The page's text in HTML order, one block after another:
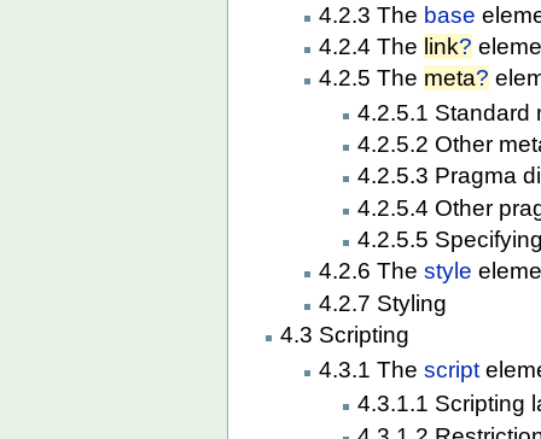
4.2.3 The base
4.2.4 The link?
4.2.5 The meta?
4.2.5.1 Standard
4.2.5.2 Other
4.2.5.3 Pragma
4.2.5.4 Other
4.2.5.5
4.2.6 Thestyle
4.2.7 Styling
4.3 Scripting
4.3.1 Thescript
4.3.1.1 Scripting